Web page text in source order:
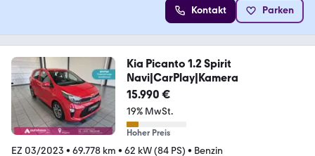
Kontakt Parken
Kia Picanto 1.2 Spirit
Navi|CarPlay|Kamera
15.990 €
19% MwSt.
Hoher Preis
EZ 03/2023 • 69.778 km • 62 kW (84 PS) • Benzin